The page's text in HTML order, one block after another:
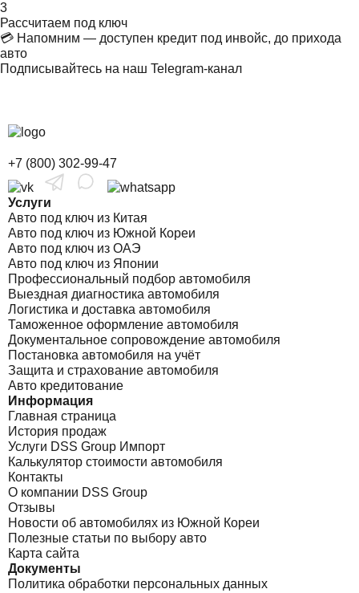
3
Рассчитаем под ключ
💳 Напомним — доступен кредит под инвойс, до прихода
авто
Подписывайтесь на наш Telegram-канал
+7 (800) 302-99-47
Услуги
Авто под ключ из Китая
Авто под ключ из Южной Кореи
Авто под ключ из ОАЭ
Авто под ключ из Японии
Профессиональный подбор автомобиля
Выездная диагностика автомобиля
Логистика и доставка автомобиля
Таможенное оформление автомобиля
Документальное сопровождение автомобиля
Постановка автомобиля на учёт
Защита и страхование автомобиля
Авто кредитование
Информация
Главная страница
История продаж
Услуги DSS Group Импорт
Калькулятор стоимости автомобиля
Контакты
О компании DSS Group
Отзывы
Новости об автомобилях из Южной Кореи
Полезные статьи по выбору авто
Карта сайта
Документы
Политика обработки персональных данных